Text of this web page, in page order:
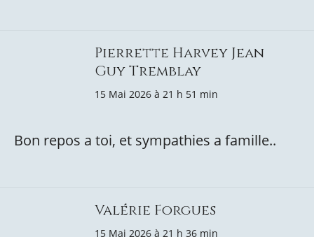
Pierrette Harvey Jean
Guy Tremblay
15 Mai 2026 à 21 h 51 min
Bon repos a toi, et sympathies a famille..
Valérie Forgues
15 Mai 2026 à 21 h 36 min